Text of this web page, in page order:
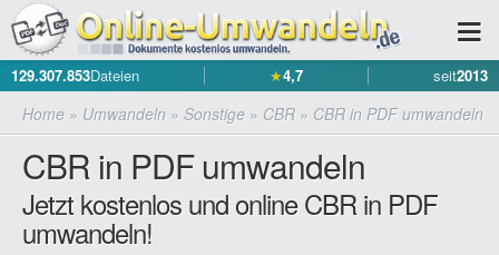
129.307.853Dateien ★4,7 seit2013
Home » Umwandeln » Sonstige » CBR » CBR in PDF umwandeln
CBR in PDF umwandeln
Jetzt kostenlos und online CBR in PDF
umwandeln!